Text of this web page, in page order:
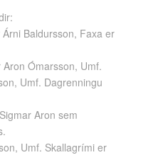
Baldursson, Faxa er
Ómarsson, Umf.
Umf. Dagrenningu
Aron sem
Umf. Skallagrími er